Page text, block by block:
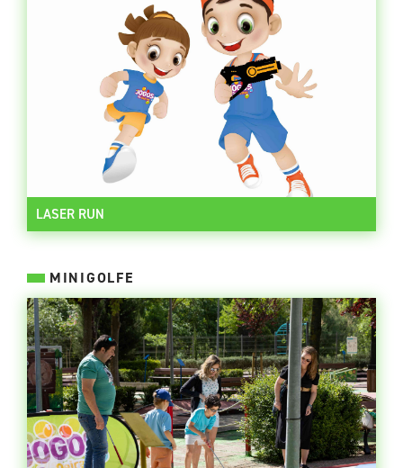
LASER RUN
MINIGOLFE